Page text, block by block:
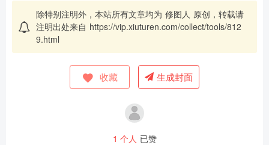
除特别注明外，本站所有文章均为 修图人 原创，转载请
注明出处来自 https://vip.xiuturen.com/collect/tools/812
9.html
收藏 生成封面
1 个人 已赞